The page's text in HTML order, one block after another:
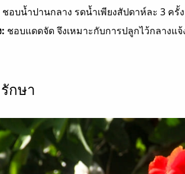
ชอบน้ำปานกลาง รดน้ำเพียงสัปดาห์ละ 3 ครั้ง
ชอบแดดจัด จึงเหมาะกับการปลูกไว้กลางแจ้
กษา